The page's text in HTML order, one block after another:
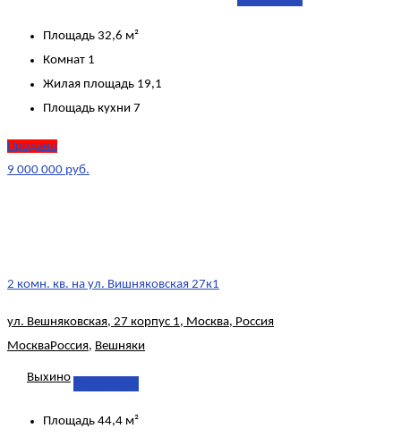
Площадь 32,6 м²
Комнат 1
Жилая площадь 19,1
Площадь кухни 7
Продано
9 000 000 руб.
2 комн. кв. на ул. Вишняковская 27к1
ул. Вешняковская, 27 корпус 1, Москва, Россия
МоскваРоссия, Вешняки
Выхино
Площадь 44,4 м²